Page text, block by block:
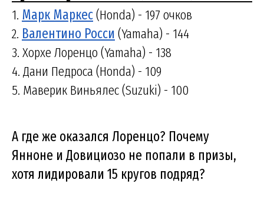
1. Марк Маркес(Honda) - 197 очков
2. Валентино Росси (Yamaha) - 144
3. Хорхе Лоренцо (Yamaha) - 138
4. Дани Педроса (Honda) - 109
5. Маверик Виньялес (Suzuki) - 100
А где же оказался Лоренцо? Почему
Янноне и Довициозо не попали в призы,
хотя лидировали 15 кругов подряд?